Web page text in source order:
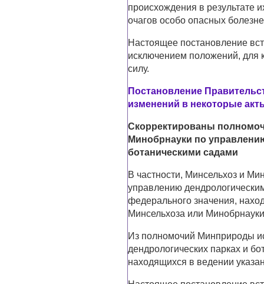
происхождения в результате
очагов особо опасных
Настоящее постановление
исключением положений, для
силу.
Постановление
изменений в некоторые
Скорректированы
Минобрнауки по
ботаническими садами
В частности, Минсельхоз и
управлению
федерального значения,
Минсельхоза или
Из полномочий Минприроды
дендрологических парках и
находящихся в ведении